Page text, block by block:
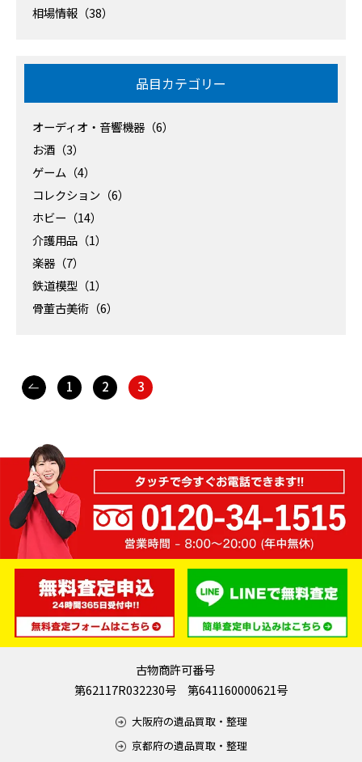
相場情報（38）
品目カテゴリー
オーディオ・音響機器（6）
お酒（3）
ゲーム（4）
コレクション（6）
ホビー（14）
介護用品（1）
楽器（7）
鉄道模型（1）
骨董古美術（6）
1 2 3
古物商許可番号
第62117R032230号 第641160000621号
大阪府の遺品買取・整理
京都府の遺品買取・整理